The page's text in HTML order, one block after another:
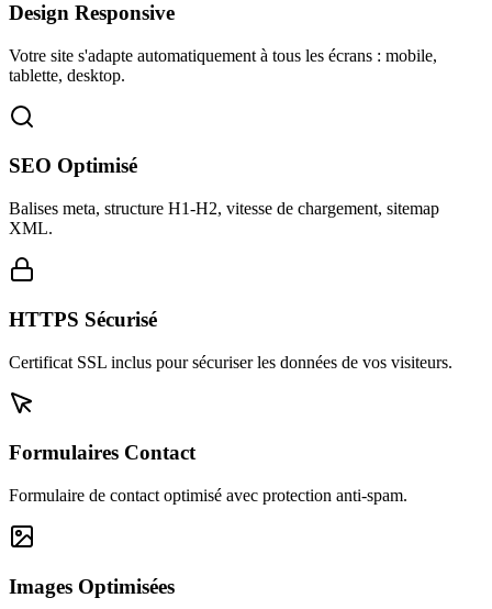
Design Responsive
Votre site s'adapte automatiquement à tous les écrans : mobile,
tablette, desktop.
SEO Optimisé
Balises meta, structure H1-H2, vitesse de chargement, sitemap
XML.
HTTPS Sécurisé
Certificat SSL inclus pour sécuriser les données de vos visiteurs.
Formulaires Contact
Formulaire de contact optimisé avec protection anti-spam.
Images Optimisées